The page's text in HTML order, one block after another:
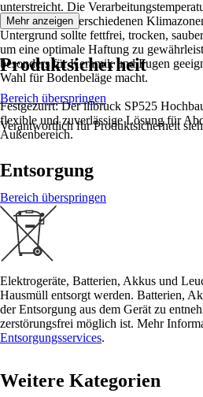
unterstreicht. Die
wodurch er in verschiedenen
Untergrund sollte fettfrei, trocken,
um eine optimale Haftung zu
besonders für Keramik und Fugen
Wahl für Bodenbeläge macht.
Festgezurrt: Der illbruck SP525
flexible und zuverlässige Lösung für
Außenbereich.
Mehr anzeigen
Produktsicherheit
Bereich überspringen
Verantwortlich für Produktsicherheit
Entsorgung
Bereich überspringen
Elektrogeräte, Batterien, Akkus und
Hausmüll entsorgt werden. Batterien,
der Entsorgung aus dem Gerät zu
zerstörungsfrei möglich ist. Mehr
Entsorgungsservices.
Weitere Kategorien